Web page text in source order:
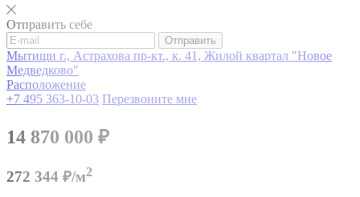
Отправить себе
Отправить
Мытищи г., Астрахова пр-кт., к. 41, Жилой квартал "Новое
Медведково"
Расположение
+7 495 363-10-03 Перезвоните мне
14 870 000 ₽
272 344 ₽/м2